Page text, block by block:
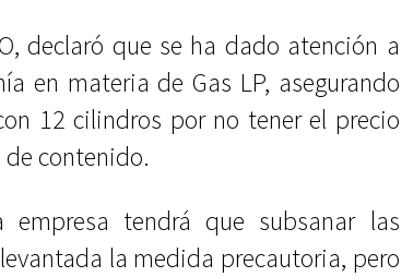
declaró que se ha dado atención a
en materia de Gas LP, asegurando
12 cilindros por no tener el precio
contenido.
tendrá que subsanar las
la medida precautoria, pero